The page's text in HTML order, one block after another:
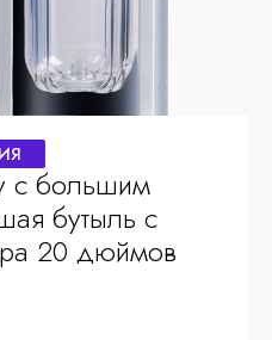
с большим
бутыль с
20 дюймов